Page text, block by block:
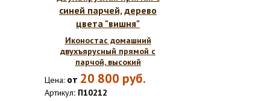
Иконостас домашний
двухъярусный прямой с
парчой, высокий
Цена: от 20 800 руб.
Артикул: П10212